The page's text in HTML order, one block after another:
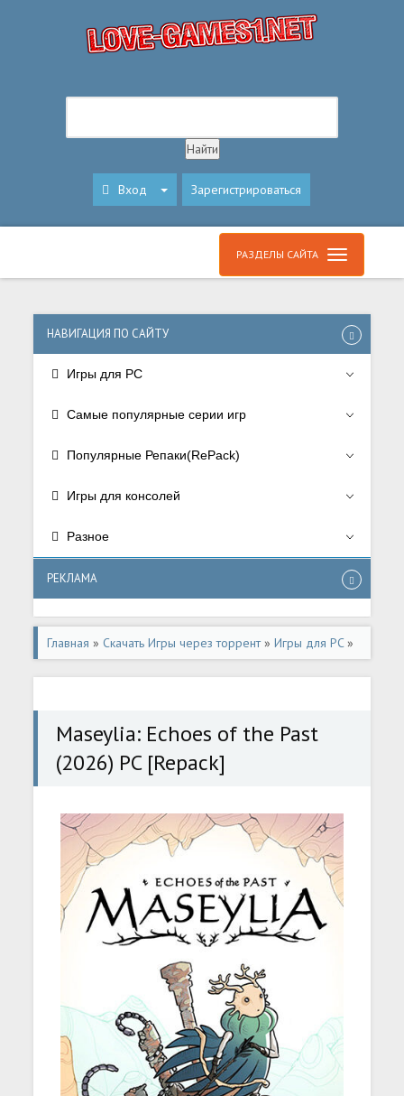
Вход Зарегистрироваться
РАЗДЕЛЫ САЙТА
НАВИГАЦИЯ ПО САЙТУ
Игры для PC
Самые популярные серии игр
Популярные Репаки(RePack)
Игры для консолей
Разное
РЕКЛАМА
Главная » Скачать Игры через торрент»Игры для PC»
Аркады/Arcade,Экшен/Action
Maseylia: Echoes of the Past
(2026) PC [Repack]